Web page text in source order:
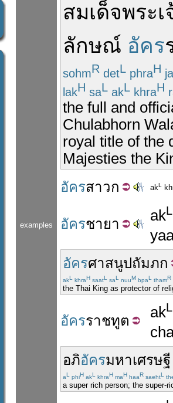
examples
สมเด็จพระเ
ลักษณ์ อัคร
sohmR detL phraH
lakH saL akL khraH
the full and
Chulabhorn
royal title of the
Majesties the
อัครสาวก akL
อัครชายา
akL
อัครศาสนูปถัมภก
akL khraH saatL saL nuuM bpaL thamR
the Thai King as protector of
อัครราชทูต
akL
อภิอัครมหาเศรษฐี
aL phiH akL khraH maH haaR saehtL
a super rich person; the super-